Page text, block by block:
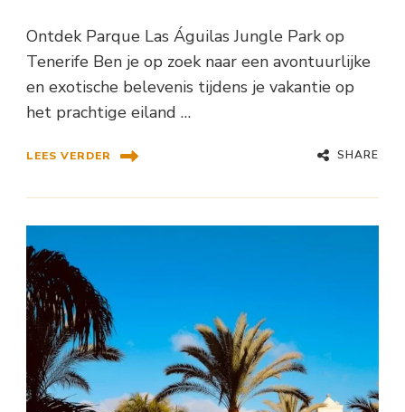
Ontdek Parque Las Águilas Jungle Park op
Tenerife Ben je op zoek naar een avontuurlijke
en exotische belevenis tijdens je vakantie op
het prachtige eiland …
LEES VERDER SHARE